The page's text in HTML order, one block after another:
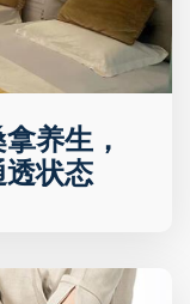
养生，
状态